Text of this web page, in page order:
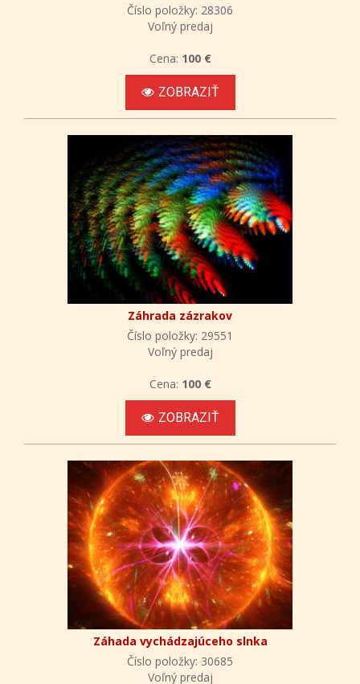
Číslo položky: 28306
Voľný predaj
Cena: 100 €
ZOBRAZIŤ
Záhrada zázrakov
Číslo položky: 29551
Voľný predaj
Cena: 100 €
ZOBRAZIŤ
Záhada vychádzajúceho slnka
Číslo položky: 30685
Voľný predaj